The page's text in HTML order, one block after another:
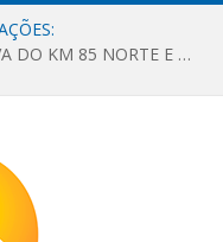
OBRAS DA QUADRA POLIESPORTIVA DO KM 85 NORTE E DA ESCOLA GASPAR VIANA AVANÇAM